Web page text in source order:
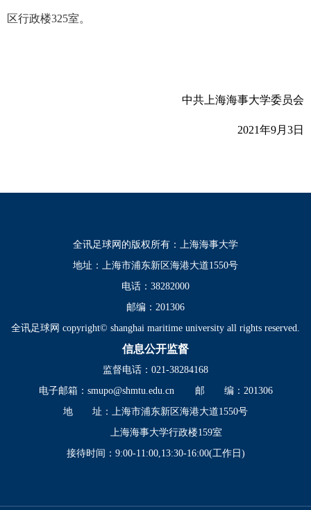
区行政楼325室。
中共上海海事大学委员会
2021年9月3日
全讯足球网的版权所有：上海海事大学
地址：上海市浦东新区海港大道1550号
电话：38282000
邮编：201306
全讯足球网 copyright© shanghai maritime university all rights reserved.
信息公开监督
监督电话：021-38284168
电子邮箱： smupo@shmtu.edu.cn
邮 编：201306
地 址：上海市浦东新区海港大道1550号
上海海事大学行政楼159室
接待时间：9:00-11:00,13:30-16:00(工作日)